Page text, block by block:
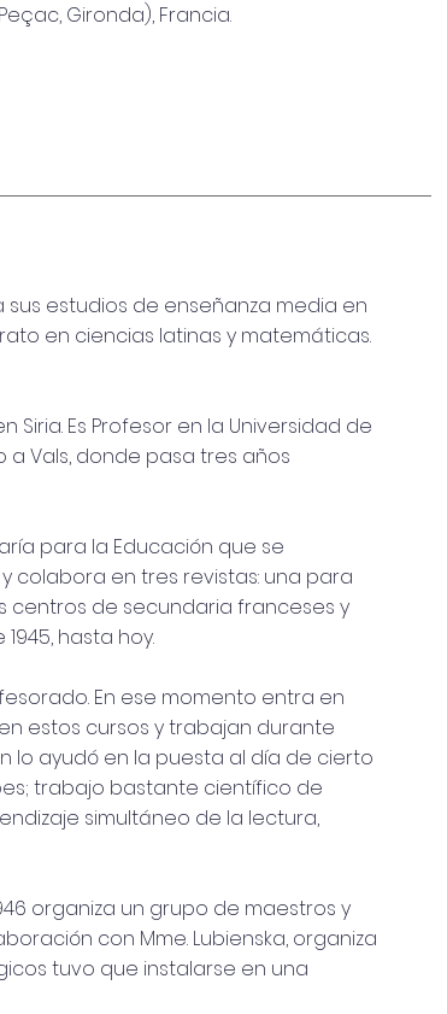
Gironda), Francia.
sus estudios de enseñanza media en
en ciencias latinas y matemáticas.
Siria. Es Profesor en la Universidad de
a Vals, donde pasa tres años
para la Educación que se
colabora en tres revistas: una para
centros de secundaria franceses y
hasta hoy.
En ese momento entra en
estos cursos y trabajan durante
lo ayudó en la puesta al día de cierto
trabajo bastante científico de
simultáneo de la lectura,
organiza un grupo de maestros y
con Mme. Lubienska, organiza
tuvo que instalarse en una